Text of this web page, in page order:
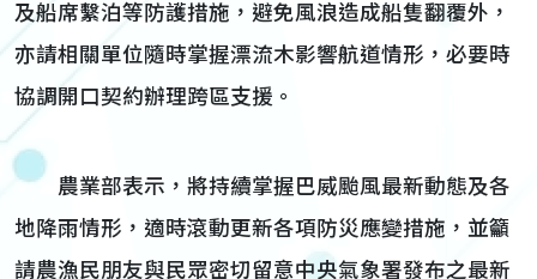
及船席繫泊等防護措施，避免風浪造成船隻翻覆外，
亦請相關單位隨時掌握漂流木影響航道情形，必要時
協調開口契約辦理跨區支援。
農業部表示，將持續掌握巴威颱風最新動態及各
地降雨情形，適時滾動更新各項防災應變措施，並籲
請農漁民朋友與民眾密切留意中央氣象署發布之最新